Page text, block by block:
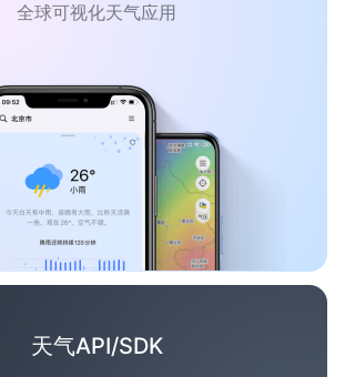
全球可视化天气应用
天气API/SDK